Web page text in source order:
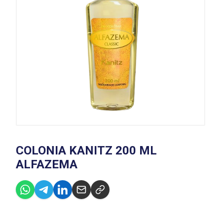
COLONIA KANITZ 200 ML
ALFAZEMA